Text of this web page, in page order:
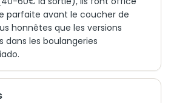
parfaite avant le coucher de
honnêtes que les versions
dans les boulangeries